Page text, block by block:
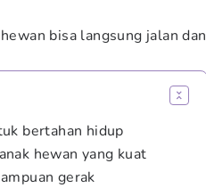
bisa langsung jalan dan
bertahan hidup
hewan yang kuat
gerak